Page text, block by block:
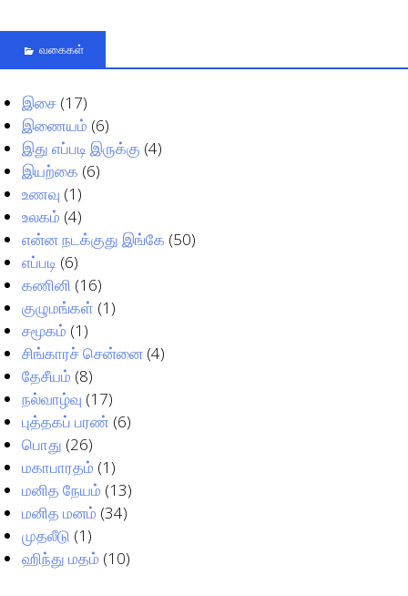
வகைகள்
இசை (17)
இணையம் (6)
இது எப்படி இருக்கு (4)
இயற்கை (6)
உணவு (1)
உலகம் (4)
என்ன நடக்குது இங்கே (50)
எப்படி (6)
கணினி (16)
குழுமங்கள் (1)
சமூகம் (1)
சிங்காரச் சென்னை (4)
தேசீயம் (8)
நல்வாழ்வு (17)
புத்தகப் பரண் (6)
பொது (26)
மகாபாரதம் (1)
மனித நேயம் (13)
மனித மனம் (34)
முதலீடு (1)
ஹிந்து மதம் (10)